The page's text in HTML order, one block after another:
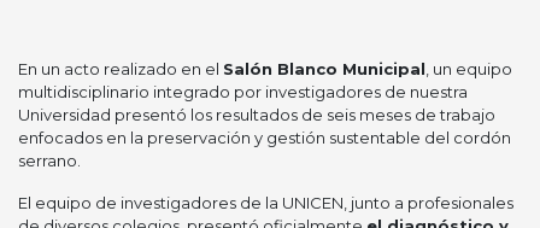
En un acto realizado en el Salón Blanco Municipal , un equipo
multidisciplinario integrado por investigadores de nuestra
Universidad presentó los resultados de seis meses de trabajo
enfocados en la preservación y gestión sustentable del cordón
serrano.
El equipo de investigadores de la UNICEN, junto a profesionales